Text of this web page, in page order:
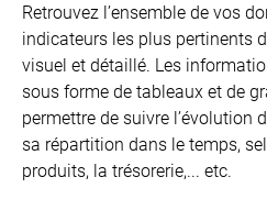
Retrouvez l’ensemble de vos
indicateurs les plus pertinents
visuel et détaillé. Les
sous forme de tableaux et de
permettre de suivre l’évolution
sa répartition dans le temps,
produits, la trésorerie,... etc.